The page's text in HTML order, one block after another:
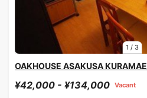
1 / 3
OAKHOUSE ASAKUSA KURAMAE
¥42,000 - ¥134,000 Vacant